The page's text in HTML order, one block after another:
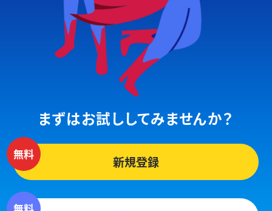
まずはお試ししてみませんか？
新規登録